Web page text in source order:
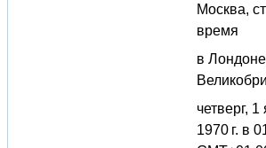
Москва,
время
в
четверг,
1970 г. в